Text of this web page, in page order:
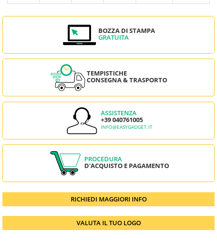
BOZZA DI STAMPA
GRATUITA
TEMPISTICHE
CONSEGNA & TRASPORTO
ASSISTENZA
+39 040761005
INFO@EASYGADGET.IT
PROCEDURA
D'ACQUISTO E PAGAMENTO
RICHIEDI MAGGIORI INFO
VALUTA IL TUO LOGO